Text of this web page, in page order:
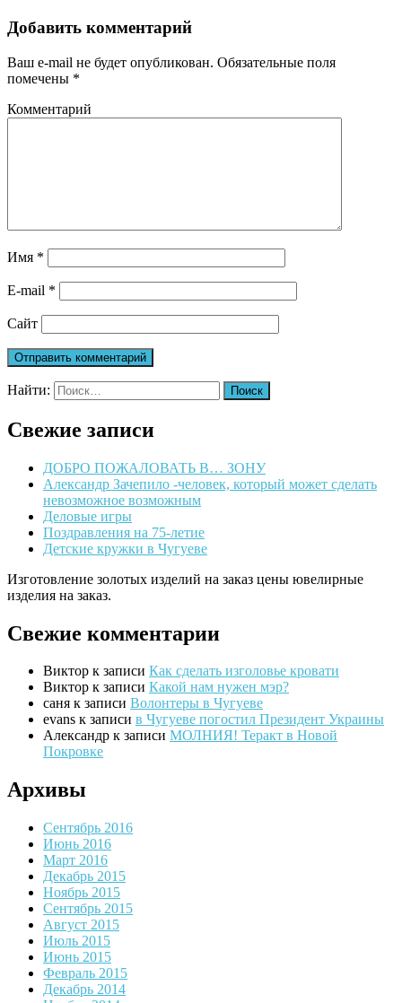
Добавить комментарий
Ваш e-mail не будет опубликован. Обязательные поля
помечены *
Комментарий
Имя *
E-mail *
Сайт
Найти:
Свежие записи
ДОБРО ПОЖАЛОВАТЬ В… ЗОНУ
Александр Зачепило -человек, который может сделать
невозможное возможным
Деловые игры
Поздравления на 75-летие
Детские кружки в Чугуеве
Изготовление золотых изделий на заказ цены ювелирные
изделия на заказ.
Свежие комментарии
Виктор к записи Как сделать изголовье кровати
Виктор к записи Какой нам нужен мэр?
саня к записи Волонтеры в Чугуеве
evans к записи в Чугуеве погостил Президент Украины
Александр к записи МОЛНИЯ! Теракт в Новой
Покровке
Архивы
Сентябрь 2016
Июнь 2016
Март 2016
Декабрь 2015
Ноябрь 2015
Сентябрь 2015
Август 2015
Июль 2015
Июнь 2015
Февраль 2015
Декабрь 2014